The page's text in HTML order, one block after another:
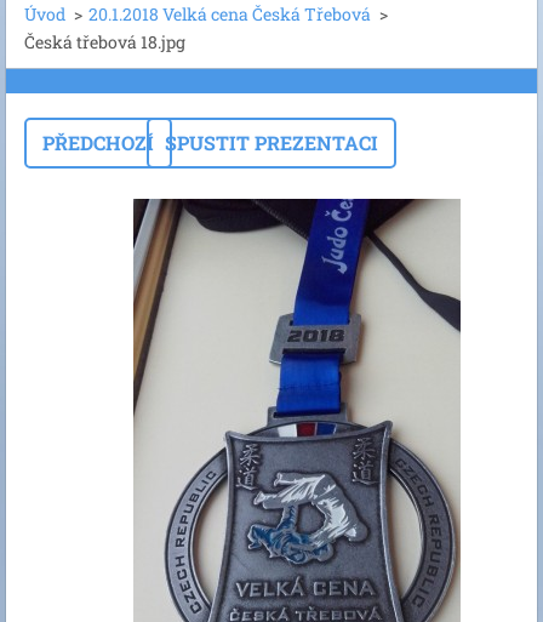
Úvod > 20.1.2018 Velká cena Česká Třebová >
Česká třebová 18.jpg
PŘEDCHOZÍ SPUSTIT PREZENTACI